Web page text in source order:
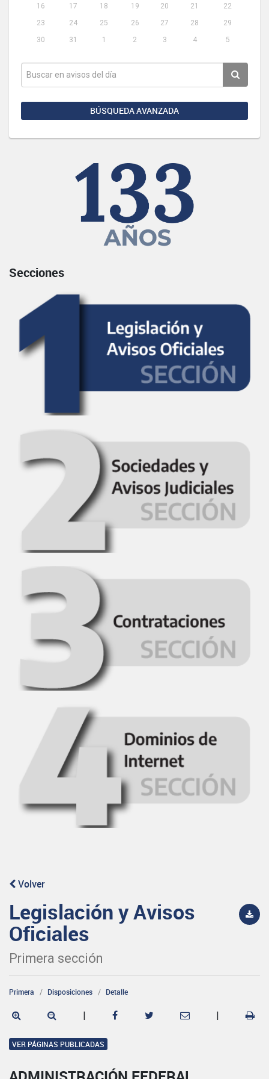
16
17 18 19 20 21
22
23
24 25 26 27 28
29
30
31 1 2 3 4 5
BÚSQUEDA AVANZADA
Secciones
Volver
Legislación y Avisos
Oficiales
Primera sección
Primera Disposiciones Detalle
| |
VER PÁGINAS PUBLICADAS